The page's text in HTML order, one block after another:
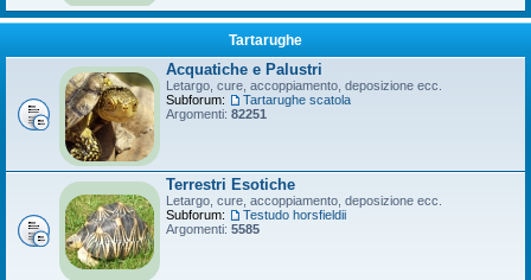
Tartarughe
Acquatiche e Palustri
Letargo, cure, accoppiamento, deposizione ecc.
Subforum:
Tartarughe scatola
Argomenti: 82251
Terrestri Esotiche
Letargo, cure, accoppiamento, deposizione ecc.
Subforum:
Testudo horsfieldii
Argomenti: 5585